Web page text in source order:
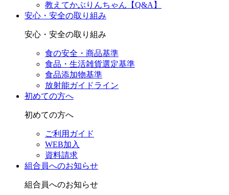
教えてかぶりんちゃん【Q&A】
安心・安全の取り組み
安心・安全の取り組み
食の安全・商品基準
食品・生活雑貨選定基準
食品添加物基準
放射能ガイドライン
初めての方へ
初めての方へ
ご利用ガイド
WEB加入
資料請求
組合員へのお知らせ
組合員へのお知らせ